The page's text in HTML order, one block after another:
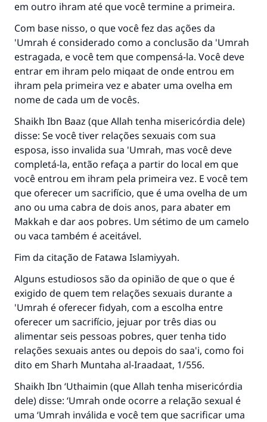
em outro ihram até que você termine a primeira.
Com base nisso, o que você fez das ações da
'Umrah é considerado como a conclusão da 'Umrah
estragada, e você tem que compensá-la. Você deve
entrar em ihram pelo miqaat de onde entrou em
ihram pela primeira vez e abater uma ovelha em
nome de cada um de vocês.
Shaikh Ibn Baaz (que Allah tenha misericórdia dele)
disse: Se você tiver relações sexuais com sua
esposa, isso invalida sua 'Umrah, mas você deve
completá-la, então refaça a partir do local em que
você entrou em ihram pela primeira vez. E você tem
que oferecer um sacrifício, que é uma ovelha de um
ano ou uma cabra de dois anos, para abater em
Makkah e dar aos pobres. Um sétimo de um camelo
ou vaca também é aceitável.
Fim da citação de Fatawa Islamiyyah.
Alguns estudiosos são da opinião de que o que é
exigido de quem tem relações sexuais durante a
'Umrah é oferecer fidyah, com a escolha entre
oferecer um sacrifício, jejuar por três dias ou
alimentar seis pessoas pobres, quer tenha tido
relações sexuais antes ou depois do saa'i, como foi
dito em Sharh Muntaha al-Iraadaat, 1/556.
Shaikh Ibn ‘Uthaimin (que Allah tenha misericórdia
dele) disse: ‘Umrah onde ocorre a relação sexual é
uma ‘Umrah inválida e você tem que sacrificar uma
A resposta n° 110845 salvou um
casamento.
Ajude-nos a responder à Ummah
O Profeta ﷺ disse,
"Quem quer que incentive outros a fazer o
que é bom receberá a mesma recompensa
que aqueles que o fazem."
(MUSLIM, 1893)